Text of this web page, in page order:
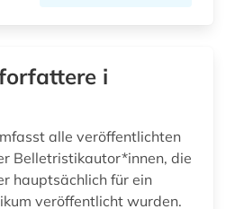
i
alle veröffentlichten
Belletristikautor*innen, die
hauptsächlich für ein
veröffentlicht wurden.